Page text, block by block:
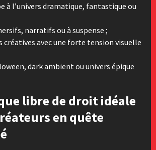
à l’univers dramatique, fantastique ou
narratifs ou à suspense ;
avec une forte tension visuelle
dark ambient ou univers épique
libre de droit idéale
en quête